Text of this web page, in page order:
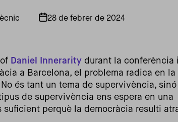
28 de febrer de 2024
Daniel Innerarity durant la conferència
a Barcelona, el problema radica en
és tant un tema de supervivència,
de supervivència ens espera en una
perquè la democràcia resulti